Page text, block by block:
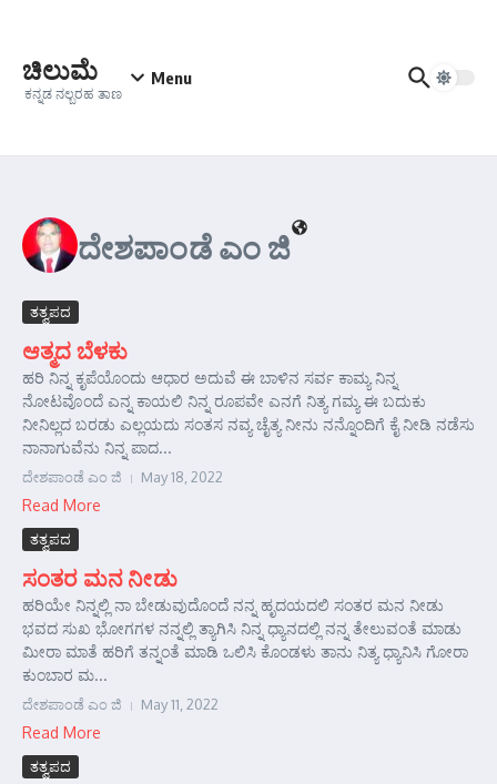
ಚಿಲುಮೆ
ಕನ್ನಡ ನಲ್ಬರಹ ತಾಣ
Menu
ದೇಶಪಾಂಡೆ ಎಂ ಜಿ
ತತ್ವಪದ
ಆತ್ಮದ ಬೆಳಕು
ಹರಿ ನಿನ್ನ ಕೃಪೆಯೊಂದು ಆಧಾರ ಅದುವೆ ಈ ಬಾಳಿನ ಸರ್ವ ಕಾಮ್ಯ ನಿನ್ನ
ನೋಟವೊಂದೆ ಎನ್ನ ಕಾಯಲಿ ನಿನ್ನ ರೂಪವೇ ಎನಗೆ ನಿತ್ಯ ಗಮ್ಯ ಈ ಬದುಕು
ನೀನಿಲ್ಲದ ಬರಡು ಎಲ್ಲಯದು ಸಂತಸ ನವ್ಯ ಚೈತ್ಯ ನೀನು ನನ್ನೊಂದಿಗೆ ಕೈ ನೀಡಿ ನಡೆಸು
ನಾನಾಗುವೆನು ನಿನ್ನ ಪಾದ...
ದೇಶಪಾಂಡೆ ಎಂ ಜಿ May 18, 2022
Read More
ತತ್ವಪದ
ಸಂತರ ಮನ ನೀಡು
ಹರಿಯೇ ನಿನ್ನಲ್ಲಿ ನಾ ಬೇಡುವುದೊಂದೆ ನನ್ನ ಹೃದಯದಲಿ ಸಂತರ ಮನ ನೀಡು
ಭವದ ಸುಖ ಭೋಗಗಳ ನನ್ನಲ್ಲಿ ತ್ಯಾಗಿಸಿ ನಿನ್ನ ಧ್ಯಾನದಲ್ಲಿ ನನ್ನ ತೇಲುವಂತೆ ಮಾಡು
ಮೀರಾ ಮಾತೆ ಹರಿಗೆ ತನ್ನಂತೆ ಮಾಡಿ ಒಲಿಸಿ ಕೊಂಡಳು ತಾನು ನಿತ್ಯ ಧ್ಯಾನಿಸಿ ಗೋರಾ
ಕುಂಬಾರ ಮ...
ದೇಶಪಾಂಡೆ ಎಂ ಜಿ May 11, 2022
Read More
ತತ್ವಪದ